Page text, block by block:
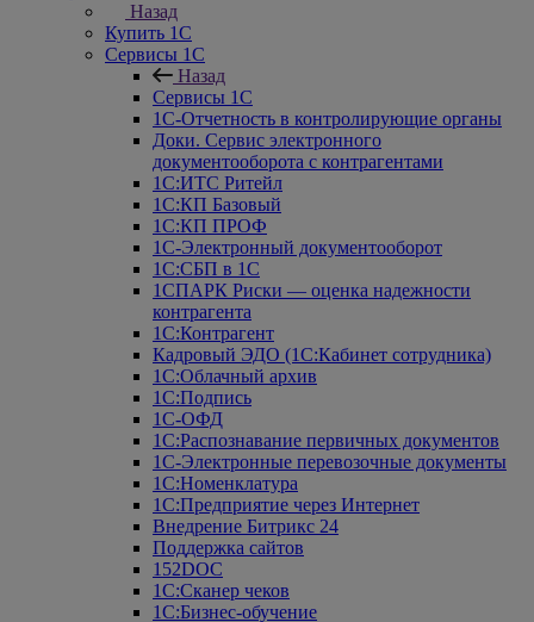
Назад
Купить 1С
Сервисы 1С
Назад
Сервисы 1С
1С-Отчетность в контролирующие органы
Доки. Сервис электронного
документооборота с контрагентами
1С:ИТС Ритейл
1С:КП Базовый
1С:КП ПРОФ
1С-Электронный документооборот
1С:СБП в 1С
1СПАРК Риски — оценка надежности
контрагента
1С:Контрагент
Кадровый ЭДО (1С:Кабинет сотрудника)
1С:Облачный архив
1С:Подпись
1С-ОФД
1С:Распознавание первичных документов
1С-Электронные перевозочные документы
1С:Номенклатура
1С:Предприятие через Интернет
Внедрение Битрикс 24
Поддержка сайтов
152DOC
1С:Сканер чеков
1С:Бизнес-обучение